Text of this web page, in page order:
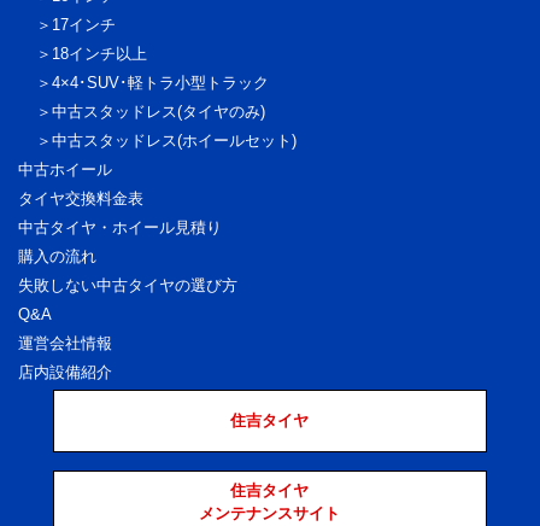
17インチ
18インチ以上
4×4･SUV･軽トラ小型トラック
中古スタッドレス(タイヤのみ)
中古スタッドレス(ホイールセット)
中古ホイール
タイヤ交換料金表
中古タイヤ・ホイール見積り
購入の流れ
失敗しない中古タイヤの選び方
Q&A
運営会社情報
店内設備紹介
住吉タイヤ
住吉タイヤ
メンテナンスサイト